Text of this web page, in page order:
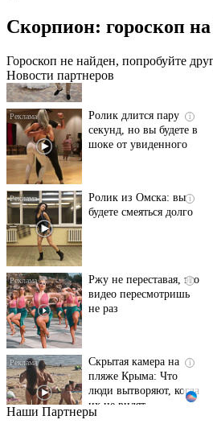
Скорпион: гороскоп
Гороскоп не найден, попробуйте
Новости партнеров
оставит вас без слов!
секунд, но вы будете в
шоке от увиденного
будете смеяться долго
видео пересмотришь
не раз
пляже Крыма: Что
люди вытворяют, когда
их не видят...
Наши Партнеры